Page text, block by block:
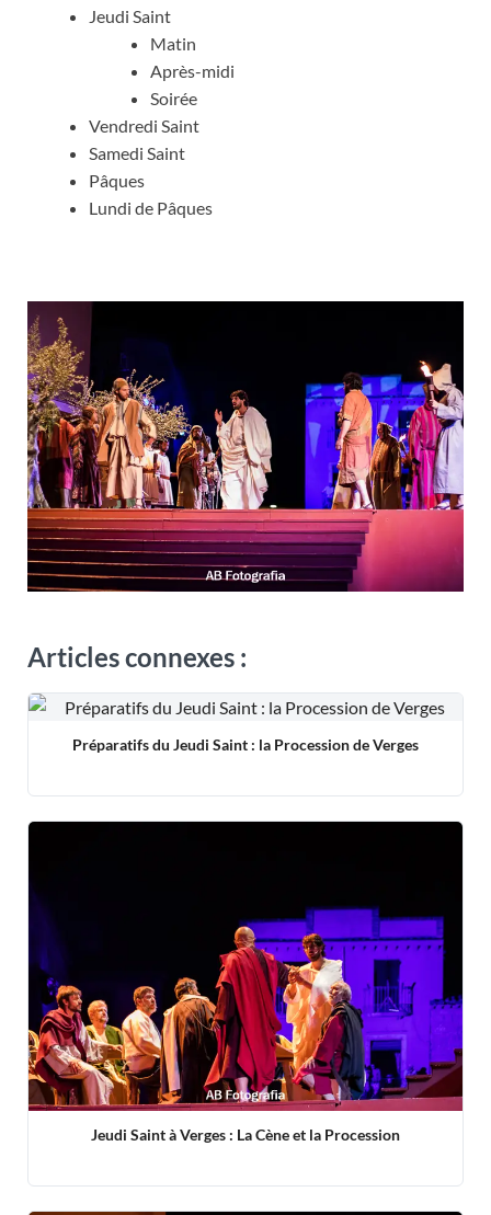
Jeudi Saint
Matin
Après-midi
Soirée
Vendredi Saint
Samedi Saint
Pâques
Lundi de Pâques
Articles connexes :
Préparatifs du Jeudi Saint : la Procession de Verges
Jeudi Saint à Verges : La Cène et la Procession